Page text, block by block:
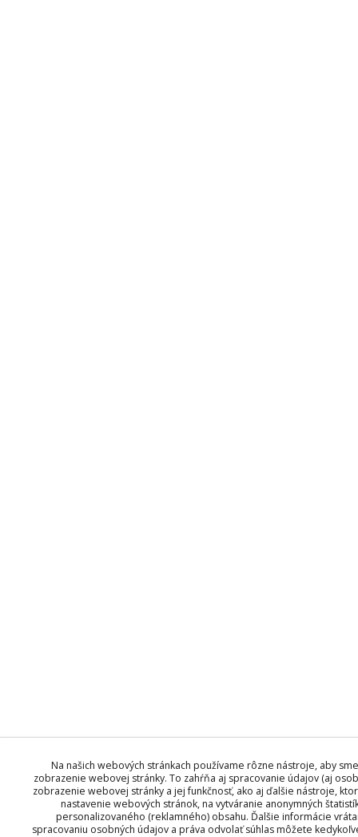
Na našich webových stránkach používame rôzne nástroje, aby
zobrazenie webovej stránky. To zahŕňa aj spracovanie údajov (aj
zobrazenie webovej stránky a jej funkčnosť, ako aj ďalšie nástroje,
nastavenie webových stránok, na vytváranie anonymných
personalizovaného (reklamného) obsahu. Ďalšie informácie
spracovaniu osobných údajov a práva odvolať súhlas môžete